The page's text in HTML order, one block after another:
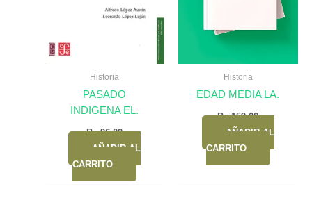
Historia
PASADO
INDIGENA EL.
Bs.96,00
AÑADIR AL
CARRITO
Historia
EDAD MEDIA LA.
Bs.159,00
AÑADIR AL
CARRITO